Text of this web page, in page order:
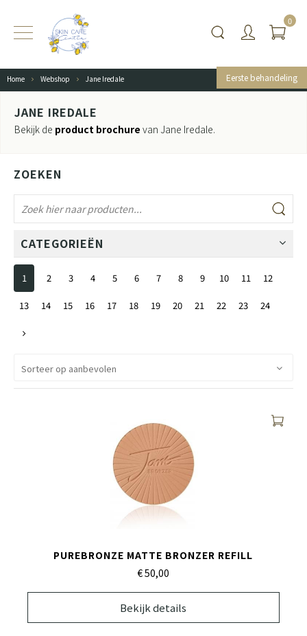
Eerste behandeling
0
Home Webshop Jane Iredale
JANE IREDALE
Bekijk de product brochure van Jane Iredale.
ZOEKEN
CATEGORIEËN
1 2 3 4 5 6 7 8 9 10 11 12
13 14 15 16 17 18 19 20 21 22 23 24
PUREBRONZE MATTE BRONZER REFILL
€ 50,00
Bekijk details